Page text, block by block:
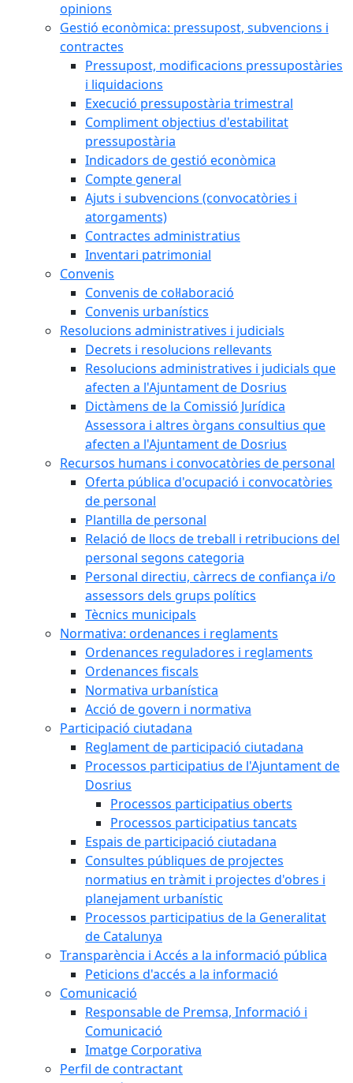
opinions
Gestió econòmica: pressupost, subvencions i
contractes
Pressupost, modificacions pressupostàries
i liquidacions
Execució pressupostària trimestral
Compliment objectius d'estabilitat
pressupostària
Indicadors de gestió econòmica
Compte general
Ajuts i subvencions (convocatòries i
atorgaments)
Contractes administratius
Inventari patrimonial
Convenis
Convenis de col·laboració
Convenis urbanístics
Resolucions administratives i judicials
Decrets i resolucions rellevants
Resolucions administratives i judicials que
afecten a l'Ajuntament de Dosrius
Dictàmens de la Comissió Jurídica
Assessora i altres òrgans consultius que
afecten a l'Ajuntament de Dosrius
Recursos humans i convocatòries de personal
Oferta pública d'ocupació i convocatòries
de personal
Plantilla de personal
Relació de llocs de treball i retribucions del
personal segons categoria
Personal directiu, càrrecs de confiança i/o
assessors dels grups polítics
Tècnics municipals
Normativa: ordenances i reglaments
Ordenances reguladores i reglaments
Ordenances fiscals
Normativa urbanística
Acció de govern i normativa
Participació ciutadana
Reglament de participació ciutadana
Processos participatius de l'Ajuntament de
Dosrius
Processos participatius oberts
Processos participatius tancats
Espais de participació ciutadana
Consultes públiques de projectes
normatius en tràmit i projectes d'obres i
planejament urbanístic
Processos participatius de la Generalitat
de Catalunya
Transparència i Accés a la informació pública
Peticions d'accés a la informació
Comunicació
Responsable de Premsa, Informació i
Comunicació
Imatge Corporativa
Perfil de contractant